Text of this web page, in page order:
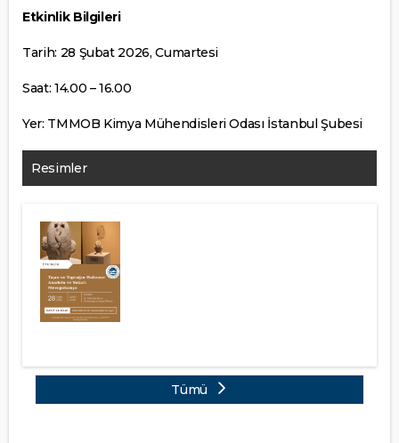
Etkinlik Bilgileri
Tarih: 28 Şubat 2026, Cumartesi
Saat: 14.00 – 16.00
Yer: TMMOB Kimya Mühendisleri Odası İstanbul Şubesi
Resimler
Tümü